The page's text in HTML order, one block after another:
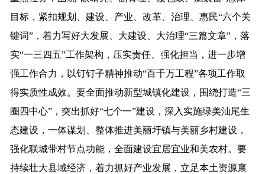
目标，紧扣规划、建设、产业、改革、治理、惠民“六个关
键词”，着力写好大发展、大建设、大治理“三篇文章”，落
实“一三四五”工作架构，压实责任、强化担当，进一步增
强工作合力，以钉钉子精神推动“百千万工程”各项工作取
得实质性成效。要全面推动新型城镇化建设，围绕打造“三
圈四中心”，突出抓好“七个一”建设，深入实施绿美汕尾生
态建设，一体谋划、整体推进美丽圩镇与美丽乡村建设，
强化联城带村节点功能，全面建设宜居宜业和美农村。要
持续壮大县域经济，着力抓好产业发展，立足本土资源禀